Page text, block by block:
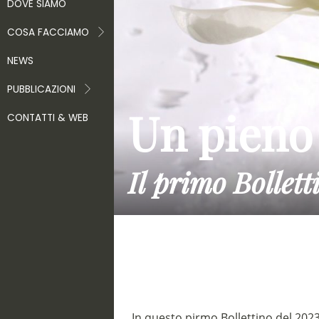
DOVE SIAMO
COSA FACCIAMO
NEWS
PUBBLICAZIONI
CONTATTI & WEB Un
Il primo